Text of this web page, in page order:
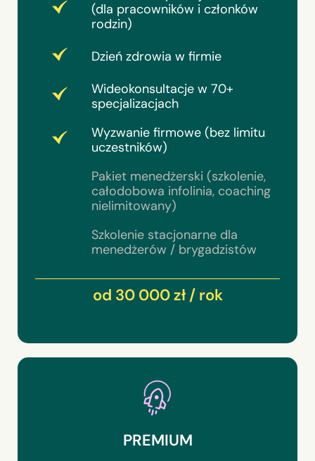
(dla pracowników i członków
rodzin)
Dzień zdrowia w firmie
Wideokonsultacje w 70+
specjalizacjach
Wyzwanie firmowe (bez limitu
uczestników)
Pakiet menedżerski (szkolenie,
całodobowa infolinia, coaching
nielimitowany)
Szkolenie stacjonarne dla
menedżerów / brygadzistów
od 30 000 zł / rok
PREMIUM